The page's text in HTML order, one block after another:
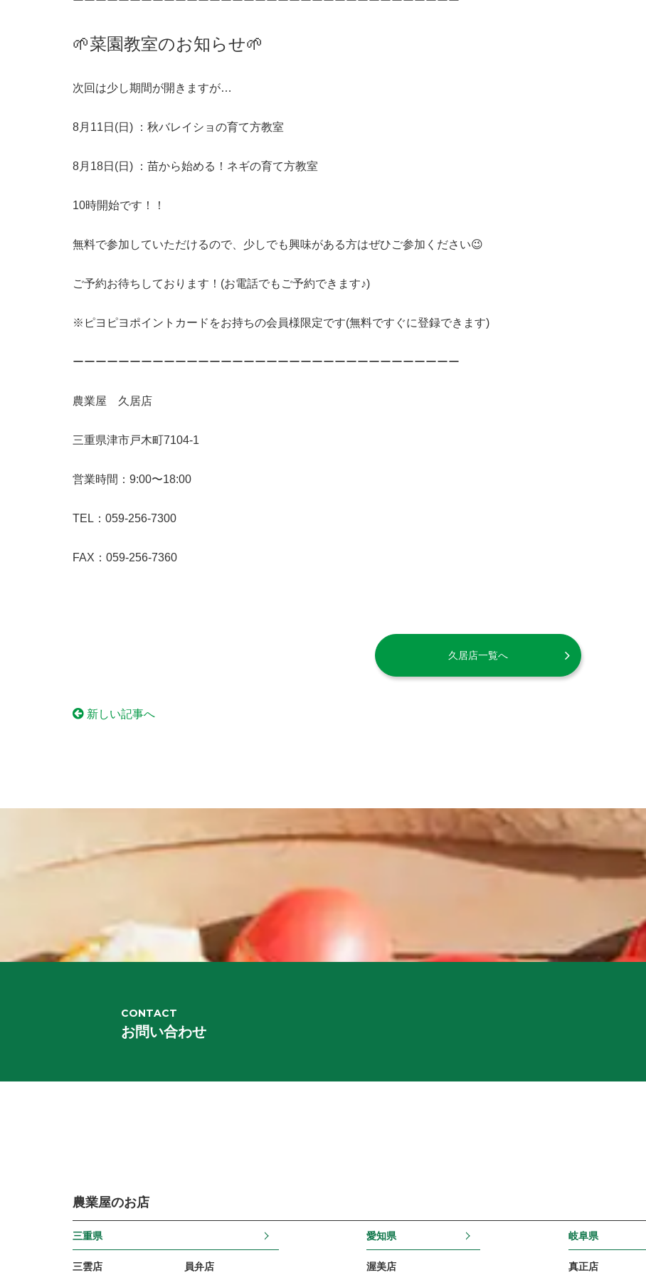
🌱菜園教室のお知らせ🌱
次回は少し期間が開きますが…
8月11日(日) ：秋バレイショの育て方教室
8月18日(日) ：苗から始める！ネギの育て方教室
10時開始です！！
無料で参加していただけるので、少しでも興味がある方はぜひご参加ください😉
ご予約お待ちしております！(お電話でもご予約できます♪)
※ピヨピヨポイントカードをお持ちの会員様限定です(無料ですぐに登録できます)
ーーーーーーーーーーーーーーーーーーーーーーーーーーーーーーーーーー
農業屋 久居店
三重県津市戸木町7104-1
営業時間：9:00〜18:00
TEL：059-256-7300
FAX：059-256-7360
久居店一覧へ
新しい記事へ
CONTACT
お問い合わせ
農業屋のお店
三重県
三雲店 員弁店
愛知県
渥美店
岐阜県
真正店